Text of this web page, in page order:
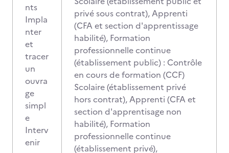
nts
Impla
nter
et
tracer
un
ouvra
ge
simpl
e
Interv
enir
privé sous contrat), Apprenti
(CFA et section d'apprentissage
habilité), Formation
professionnelle continue
(établissement public) : Contrôle
en cours de formation (CCF)
Scolaire (établissement privé
hors contrat), Apprenti (CFA et
section d'apprentisage non
habilité), Formation
professionnelle continue
(établissement privé),